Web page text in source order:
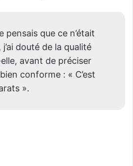
pensais que ce n’était
douté de la qualité
avant de préciser
conforme : « C’est
».